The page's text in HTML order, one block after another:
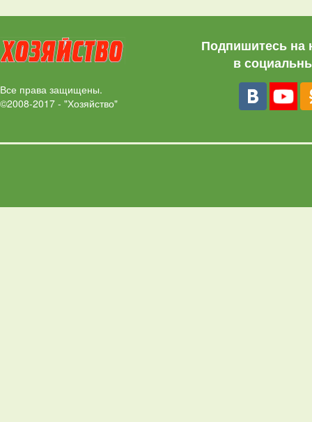
Все права защищены.
©2008-2017 - "Хозяйство"
Подпишитесь на
в